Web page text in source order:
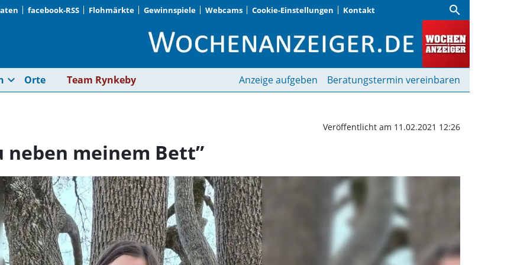
facebook-RSS Flohmärkte Gewinnspiele Webcams Cookie-Einstellungen Kontakt search
„Die Schule ist genau neben meinem Bett” |
expand_more Orte Team Rynkeby Anzeige aufgeben Beratungstermin vereinbaren
Veröffentlicht am 11.02.2021 12:26
neben meinem Bett”